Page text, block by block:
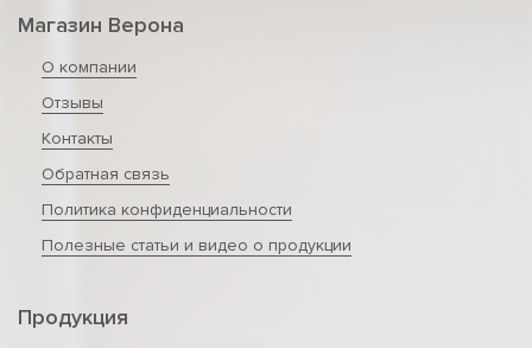
Магазин Верона
О компании
Отзывы
Контакты
Обратная связь
Политика конфиденциальности
Полезные статьи и видео о продукции
Продукция